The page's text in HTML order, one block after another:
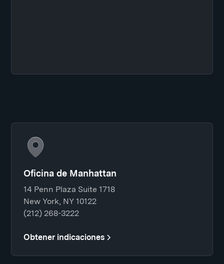
Oficina de Manhattan
14 Penn Plaza Suite 1718
New York, NY 10122
(212) 268-3222
Obtener indicaciones